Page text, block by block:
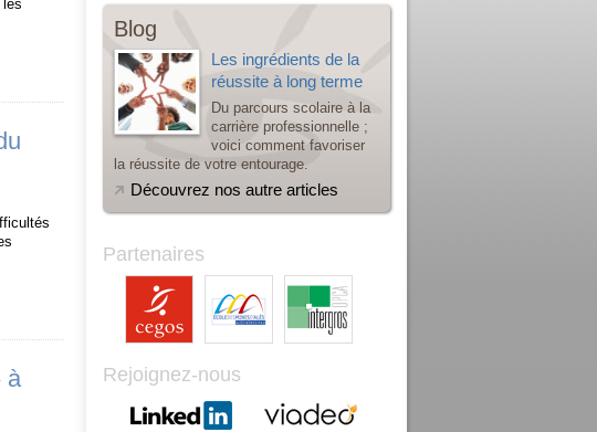
à
Blog
Les ingrédients de la
réussite à long terme
Du parcours scolaire à la
carrière professionnelle ;
voici comment favoriser
la réussite de votre entourage.
Découvrez nos autre articles
Partenaires
Rejoignez-nous